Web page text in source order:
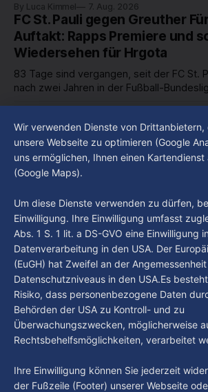
in unserer Stadt an? Fragen, die von
um 18 Uhr beantwortet werden - auf
By Luca Kimmel 7. Aug. 2026
FC St. Pauli gegen Greuther
Auftakt: Rapps Premiere und
Wiedersehen für Hrgota
83 Tage sind vergangen, seit der FC St.
nach zwei Jahren in der Fußball-
haben den Kiezclub verlassen. Dafür
Wochen einige
Im Gespräch mit Christian
Gast: Götz Tintelnot
By Luca Kimmel 6. Aug. 2026
Nissi's Kunstwelt - Folge 18
By Luca Kimmel 6. Aug. 2026
Wir verwenden Dienste von Drittanbietern,
unsere Webseite zu optimieren (Google
uns ermöglichen, Ihnen einen
(Google Maps).
Um diese Dienste verwenden zu dürfen,
Einwilligung. Ihre Einwilligung umfasst
Abs. 1 S. 1 lit. a DS-GVO eine Einwilligung
Datenverarbeitung in den USA. Der
(EuGH) hat Zweifel an der
Datenschutzniveaus in den USA.Es
Risiko, dass personenbezogene Daten
Behörden der USA zu Kontroll- und zu
Überwachungszwecken, möglicherweise
Rechtsbehelfsmöglichkeiten, verarbeitet
Ihre Einwilligung können Sie jederzeit
der Fußzeile (Footer) unserer Webseite